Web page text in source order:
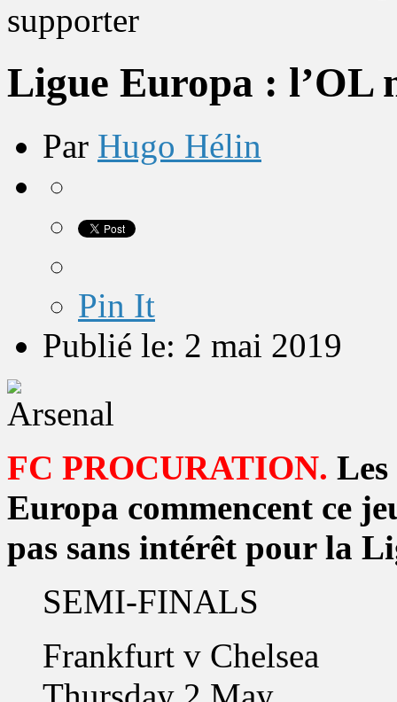
supporter
Ligue Europa : l’OL
Par Hugo Hélin
Pin It
Publié le: 2 mai 2019
FC PROCURATION.
Europa commencent ce
pas sans intérêt pour la
SEMI-FINALS
Frankfurt v Chelsea